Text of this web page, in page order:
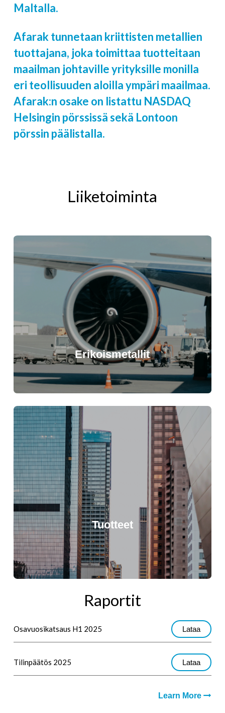
Maltalla.
Afarak tunnetaan kriittisten metallien
tuottajana, joka toimittaa tuotteitaan
maailman johtaville yrityksille monilla
eri teollisuuden aloilla ympäri maailmaa.
Afarak:n osake on listattu NASDAQ
Helsingin pörssissä sekä Lontoon
pörssin päälistalla.
Liiketoiminta
Erikoismetallit
Tuotteet
Raportit
Osavuosikatsaus H1 2025 Lataa
Tilinpäätös 2025 Lataa
Learn More